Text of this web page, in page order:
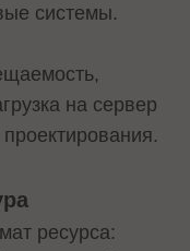
системы.
на сервер
ресурса: